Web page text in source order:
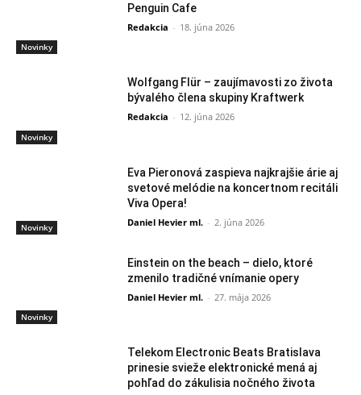
Novinky
Penguin Cafe
Redakcia - 18. júna 2026
Novinky
Wolfgang Flür – zaujímavosti zo života
bývalého člena skupiny Kraftwerk
Redakcia - 12. júna 2026
Novinky
Eva Pieronová zaspieva najkrajšie árie aj
svetové melódie na koncertnom recitáli
Viva Opera!
Daniel Hevier ml. - 2. júna 2026
Novinky
Einstein on the beach – dielo, ktoré
zmenilo tradičné vnímanie opery
Daniel Hevier ml. - 27. mája 2026
Telekom Electronic Beats Bratislava
prinesie svieže elektronické mená aj
pohľad do zákulisia nočného života